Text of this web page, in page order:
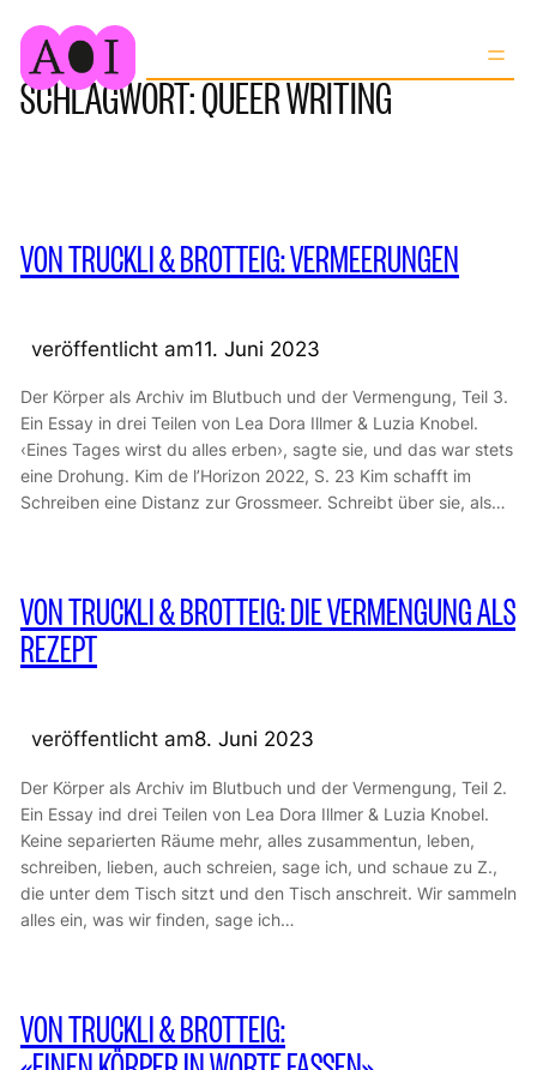
Zum
Inhalt
springen
SCHLAGWORT:QUEER WRITING
VON TRUCKLI & BROTTEIG: VERMEERUNGEN
veröffentlicht am11. Juni 2023
Der Körper als Archiv im Blutbuch und der Vermengung, Teil 3.
Ein Essay in drei Teilen von Lea Dora Illmer & Luzia Knobel.
‹Eines Tages wirst du alles erben›, sagte sie, und das war stets
eine Drohung. Kim de l’Horizon 2022, S. 23 Kim schafft im
Schreiben eine Distanz zur Grossmeer. Schreibt über sie, als…
VON TRUCKLI & BROTTEIG: DIE VERMENGUNG ALS
REZEPT
veröffentlicht am8. Juni 2023
Der Körper als Archiv im Blutbuch und der Vermengung, Teil 2.
Ein Essay ind drei Teilen von Lea Dora Illmer & Luzia Knobel.
Keine separierten Räume mehr, alles zusammentun, leben,
schreiben, lieben, auch schreien, sage ich, und schaue zu Z.,
die unter dem Tisch sitzt und den Tisch anschreit. Wir sammeln
alles ein, was wir finden, sage ich…
VON TRUCKLI & BROTTEIG:
→